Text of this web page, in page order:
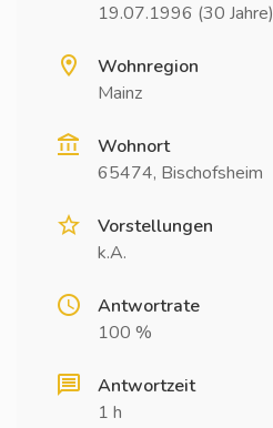
19.07.1996 (30 Jahre)
Wohnregion
Mainz
Wohnort
65474, Bischofsheim
Vorstellungen
k.A.
Antwortrate
100 %
Antwortzeit
1 h